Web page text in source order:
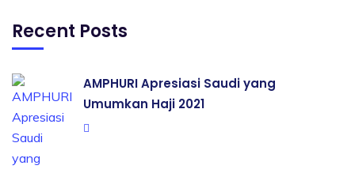
Recent Posts
AMPHURI Apresiasi Saudi yang
Umumkan Haji 2021